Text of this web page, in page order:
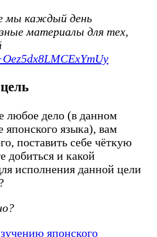
мы каждый день
материалы для тех,
любое дело (в данном
языка), вам
поставить себе чёткую
добиться и какой
исполнения данной цели